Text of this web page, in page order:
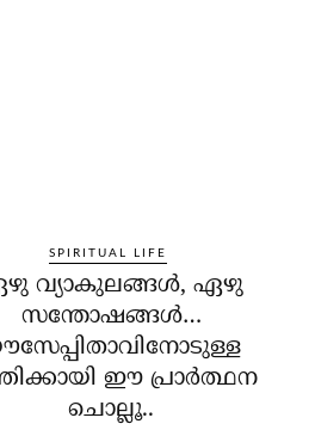
SPIRITUAL LIFE
വ്യാകുലങ്ങള്‍, ഏഴു
സന്തോഷങ്ങള്‍…
ഈ പ്രാര്‍ത്ഥന
ചൊല്ലൂ..